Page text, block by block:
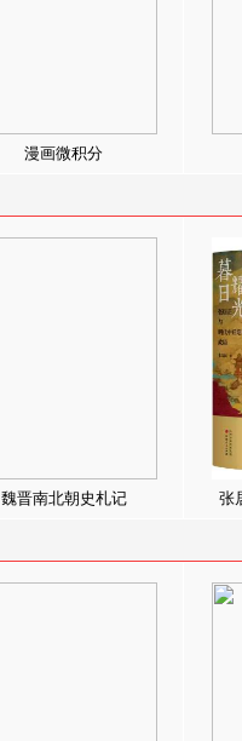
漫画微积分
魏晋南北朝史札记 张